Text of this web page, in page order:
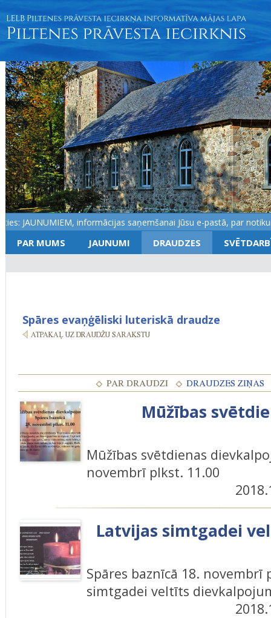
JAUNUMIEM, informācijas saņemšanai Jūsu e-pastā, par
PAR MUMS JAUNUMI DRAUDZES
Spāres evaņģēliski luteriskā draudze
Mūžības
Mūžības svētdienas
novembrī plkst. 11.00
Latvijas simtgadei
Spāres baznīcā 18. novembrī
simtgadei veltīts